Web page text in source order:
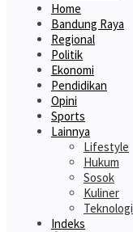
Home
Bandung Raya
Regional
Politik
Ekonomi
Pendidikan
Opini
Sports
Lainnya
Lifestyle
Hukum
Sosok
Kuliner
Teknologi
Indeks